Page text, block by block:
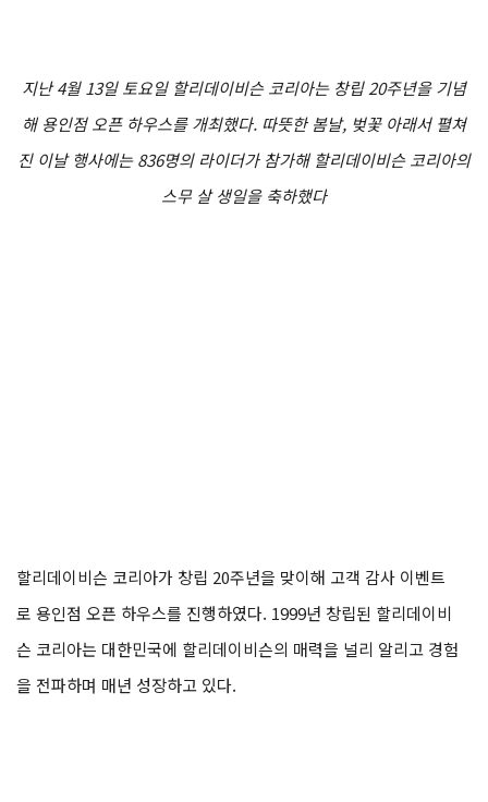
지난 4월 13일 토요일 할리데이비슨 코리아는 창립 20주년을 기념
해 용인점 오픈 하우스를 개최했다. 따뜻한 봄날, 벚꽃 아래서 펼쳐
진 이날 행사에는 836명의 라이더가 참가해 할리데이비슨 코리아의
스무 살 생일을 축하했다
할리데이비슨 코리아가 창립 20주년을 맞이해 고객 감사 이벤트
로 용인점 오픈 하우스를 진행하였다. 1999년 창립된 할리데이비
슨 코리아는 대한민국에 할리데이비슨의 매력을 널리 알리고 경험
을 전파하며 매년 성장하고 있다.